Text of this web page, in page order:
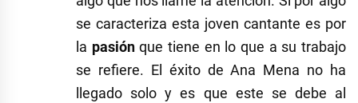
se caracteriza esta joven cantante es por
la pasiónque tiene en lo que a su trabajo
se refiere. El éxito de Ana Mena no ha
llegado solo y es que este se debe al